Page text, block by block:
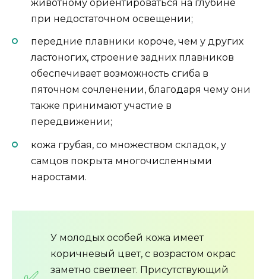
животному ориентироваться на глубине
при недостаточном освещении;
передние плавники короче, чем у других
ластоногих, строение задних плавников
обеспечивает возможность сгиба в
пяточном сочленении, благодаря чему они
также принимают участие в
передвижении;
кожа грубая, со множеством складок, у
самцов покрыта многочисленными
наростами.
У молодых особей кожа имеет
коричневый цвет, с возрастом окрас
заметно светлеет. Присутствующий